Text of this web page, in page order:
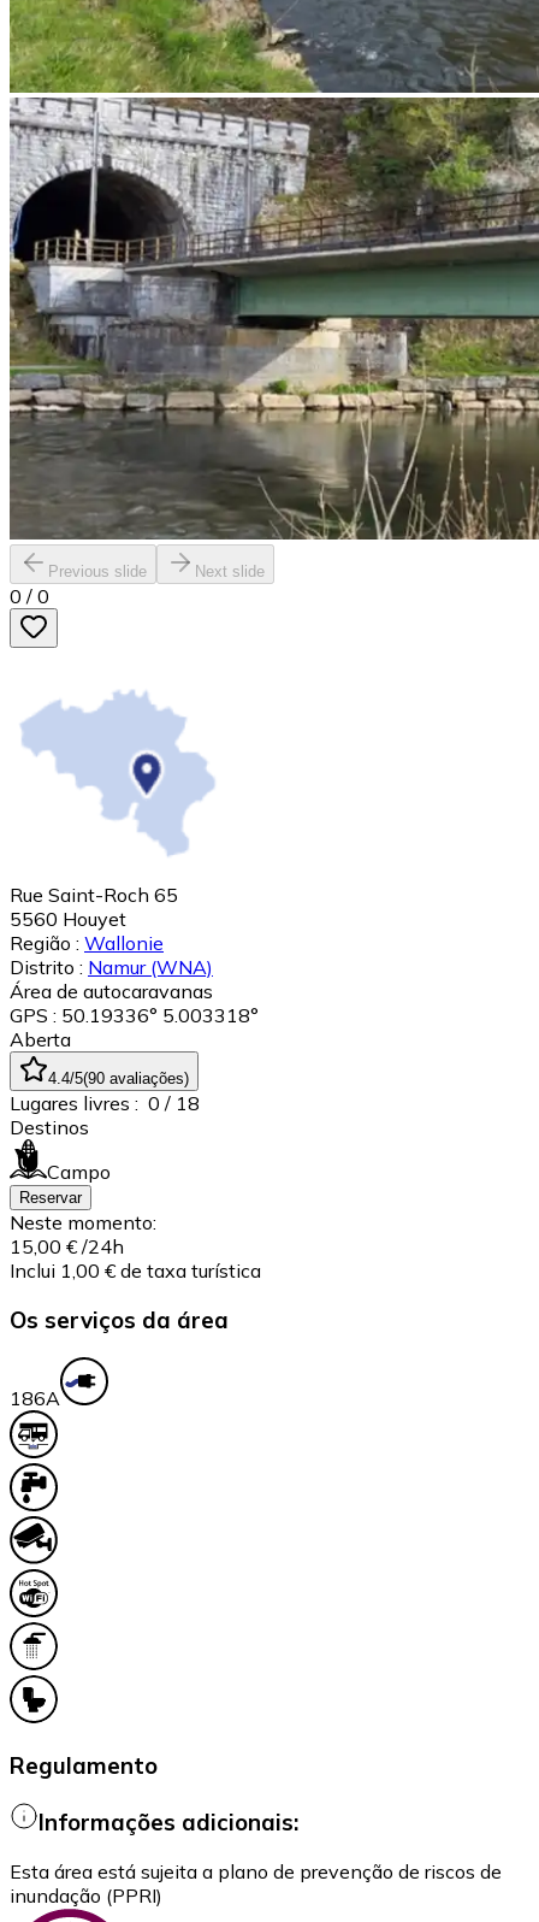
Previous slide Next slide
0 / 0
Rue Saint-Roch 65
5560 Houyet
Região : Wallonie
Distrito : Namur (WNA)
Área de autocaravanas
GPS : 50.19336° 5.003318°
Aberta
4.4/5(90 avaliações)
Lugares livres : 0 / 18
Destinos
Campo
Reservar
Neste momento:
15,00 € /24h
Inclui 1,00 € de taxa turística
Os serviços da área
186A
Regulamento
Informações adicionais:
Esta área está sujeita a plano de prevenção de riscos de
inundação (PPRI)